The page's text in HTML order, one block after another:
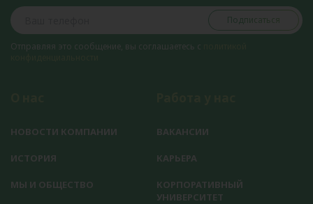
Подписаться
Отправляя это сообщение, вы соглашаетесь с
НОВОСТИ КОМПАНИИ
ИСТОРИЯ
МЫ И ОБЩЕСТВО
ВАКАНСИИ
КАРЬЕРА
КОРПОРАТИВНЫЙ
УНИВЕРСИТЕТ